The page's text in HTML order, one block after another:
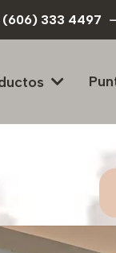
(606) 333 4497